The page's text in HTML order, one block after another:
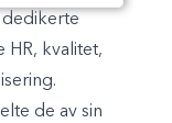
HR, kvalitet,
de av sin